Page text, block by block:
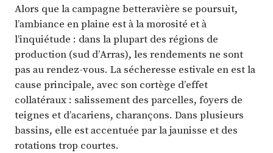
Alors que la campagne betteravière se poursuit,
l’ambiance en plaine est à la morosité et à
l’inquiétude : dans la plupart des régions de
production (sud d’Arras), les rendements ne sont
pas au rendez-vous. La sécheresse estivale en est la
cause principale, avec son cortège d’effet
collatéraux : salissement des parcelles, foyers de
teignes et d’acariens, charançons. Dans plusieurs
bassins, elle est accentuée par la jaunisse et des
rotations trop courtes.